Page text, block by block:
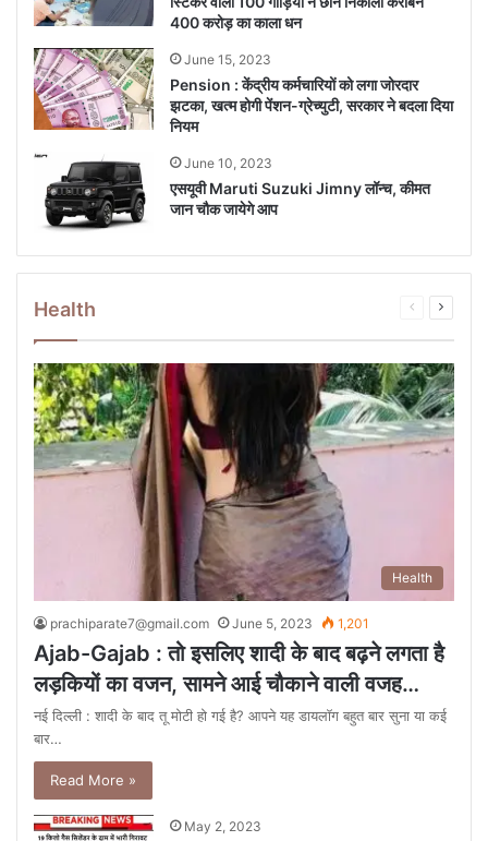
400 करोड़ का काला धन
June 15, 2023
Pension : केंद्रीय कर्मचार‍ियों को लगा जोरदार
झटका, खत्म होगी पेंशन-ग्रेच्‍युटी, सरकार ने बदला दिया
न‍ियम
June 10, 2023
एसयूवी Maruti Suzuki Jimny लॉन्च, कीमत
जान चौक जायेगे आप
Health
Previous
Next
Health
prachiparate7@gmail.com June 5, 2023 1,201
Ajab-Gajab : तो इसलिए शादी के बाद बढ़ने लगता है
लड़कियों का वजन, सामने आई चौकाने वाली वजह…
नई दिल्ली : शादी के बाद तू मोटी हो गई है? आपने यह डायलॉग बहुत बार सुना या कई
बार…
Read More »
May 2, 2023